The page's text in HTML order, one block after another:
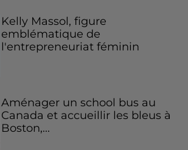
Kelly Massol, figure
emblématique de
l'entrepreneuriat féminin
Aménager un school bus au
Canada et accueillir les bleus à
Boston,...